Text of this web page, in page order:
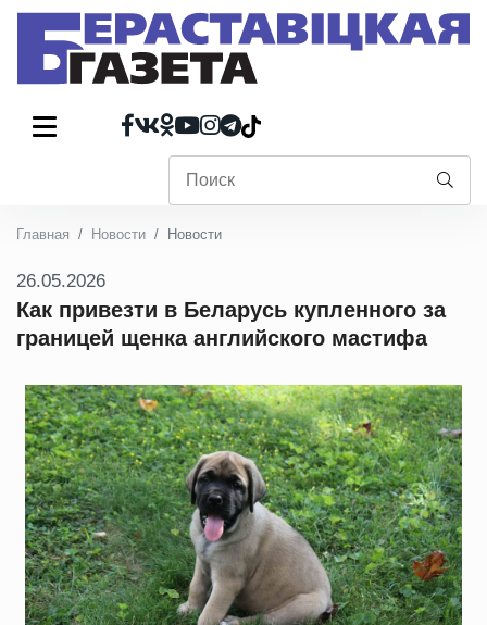
Главная Новости Новости
26.05.2026
Как привезти в Беларусь купленного за
границей щенка английского мастифа